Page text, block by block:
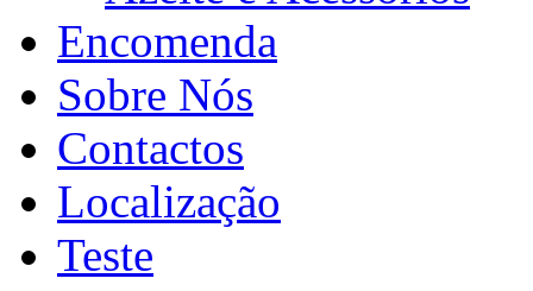
Encomenda
Sobre Nós
Contactos
Localização
Teste